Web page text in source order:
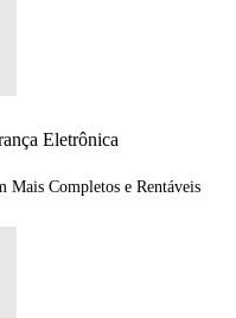
Eletrônica
Mais Completos e Rentáveis